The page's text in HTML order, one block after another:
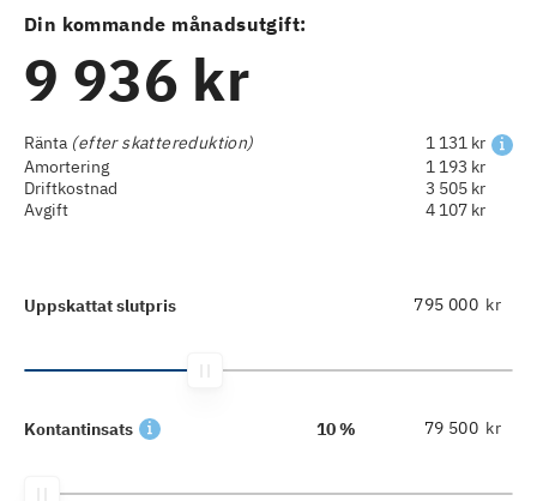
Din kommande månadsutgift:
9 936 kr
Ränta (efter skattereduktion)
1 131 kr
Amortering
1 193 kr
Driftkostnad
3 505 kr
Avgift
4 107 kr
Uppskattat slutpris kr
Kontantinsats 10 % kr